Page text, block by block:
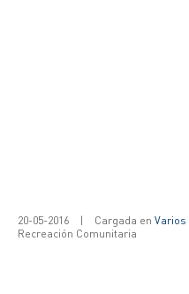
20-05-2016 | Cargada en Varios
Recreación Comunitaria